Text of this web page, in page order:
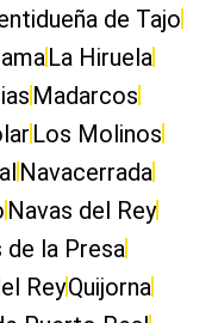
de Tajo
La Hiruela
Madarcos
Los Molinos
Navacerrada
Navas del Rey
de la Presa
ReyQuijorna